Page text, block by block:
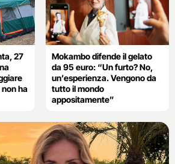
27
ha
Mokambo difende il gelato
da 95 euro: “Un furto? No,
un’esperienza. Vengono da
tutto il mondo
appositamente”